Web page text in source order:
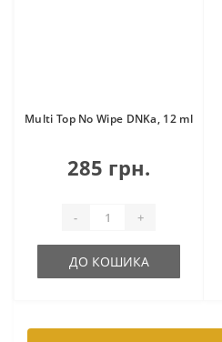
Multi Top No Wipe DNKa, 12 ml
285 грн.
- +
ДО КОШИКА